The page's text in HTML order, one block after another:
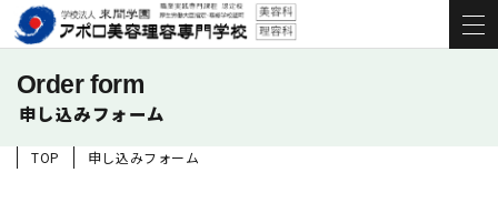
Order form
申し込みフォーム
TOP 申し込みフォーム